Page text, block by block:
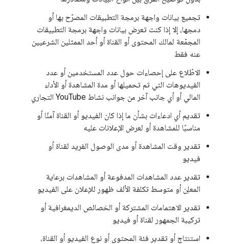
تجميع بيانات واجهة برمجة التطبيقات المصرّح بها أو
دمجها، إلا إذا كنت تعرض بيانات واجهة برمجة التطبيقات
المجمّعة لمالك المحتوى أو القناة أو أحد الممثلين الشرعيين
عنه فقط
الاطّلاع على إحصاءات حول عدد المستخدمين أو عدد
الفيديوهات التي تم تحميلها أو مدة المشاهدة أو الأداء
المالي أو أي جانب آخر من جوانب نشاط YouTube التجاري
تقديم أي ادعاءات بشأن ما إذا كان الفيديو أو القناة آمنًا أو
مناسبًا للمشاهدة أو لعرض الإعلانات عليه
تقدير وقت المشاهدة أو مدى الوصول الفريد لقناة أو
فيديو
تقدير عدد المشاهدات المدفوعة أو المشاهدات برعاية
المعلِن أو متوسط تكلفة الألف ظهور للإعلان على الفيديو
تقدير الاهتمامات المشتركة أو الخصائص الديمغرافية أو
تركيبة الجمهور لقناة أو فيديو
استنتاج أو تقدير فئة المحتوى أو نوع الفيديو أو القناة،